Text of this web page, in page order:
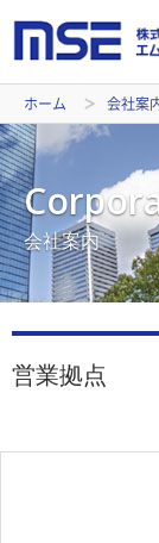
ホーム 会社案
会社案内
営業拠点